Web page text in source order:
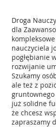
Droga
dla
nauczyciela
pogłębianie
rozwijanie
Szukamy
ale też z
gruntownego
już solidne
że chcesz
zapraszamy